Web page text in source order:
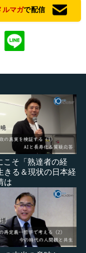
ルマガで配信
こそ「熟達者の経
きる＆現状の日本経
は